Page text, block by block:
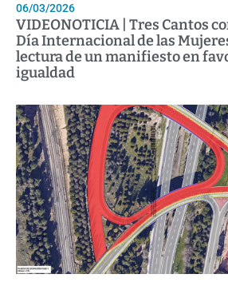
06/03/2026
VIDEONOTICIA | Tres Cantos
Día Internacional de las
lectura de un manifiesto en
igualdad